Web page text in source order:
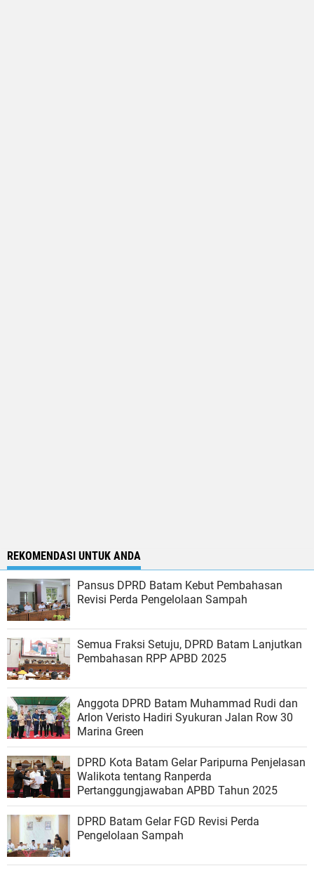
REKOMENDASI UNTUK ANDA
Pansus DPRD Batam Kebut Pembahasan
Revisi Perda Pengelolaan Sampah
Semua Fraksi Setuju, DPRD Batam Lanjutkan
Pembahasan RPP APBD 2025
Anggota DPRD Batam Muhammad Rudi dan
Arlon Veristo Hadiri Syukuran Jalan Row 30
Marina Green
DPRD Kota Batam Gelar Paripurna Penjelasan
Walikota tentang Ranperda
Pertanggungjawaban APBD Tahun 2025
DPRD Batam Gelar FGD Revisi Perda
Pengelolaan Sampah